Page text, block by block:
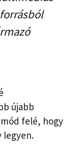
újabb
felé, hogy
legyen.